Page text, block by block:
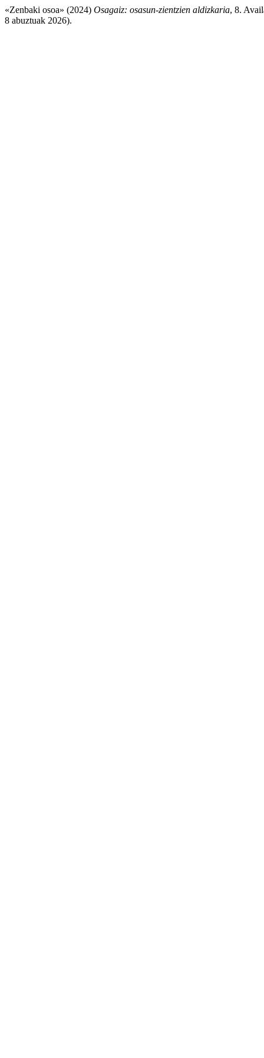
«Zenbaki osoa» (2024) Osagaiz: osasun-zientzien aldizkaria, 8.
8 abuztuak 2026).